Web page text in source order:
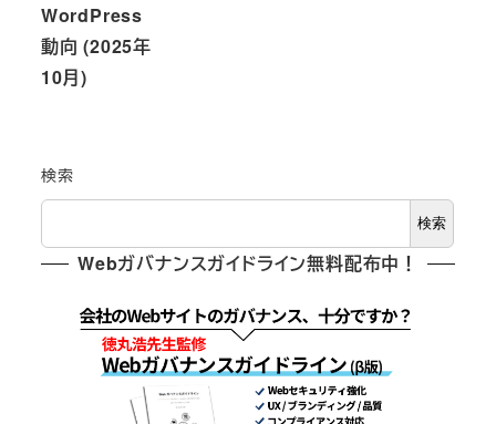
WordPress
動向 (2025年
10月)
検索
検索
Webガバナンスガイドライン無料配布中！